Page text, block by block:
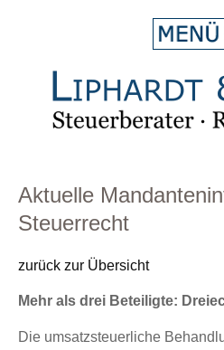
Aktuelle
Steuerrecht
zurück zur Übersicht
Mehr als drei Beteiligte:
Die umsatzsteuerliche